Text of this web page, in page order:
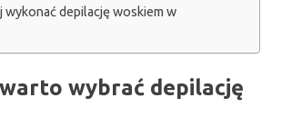
wykonać depilację woskiem w
wybrać depilację